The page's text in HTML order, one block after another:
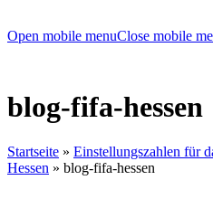
Open mobile menuClose mobile
blog-fifa-hessen
Startseite » Einstellungszahlen für
Hessen » blog-fifa-hessen